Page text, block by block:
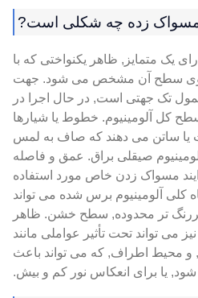
مسواک زده چه شکلی است?
یک متمایز, ظاهر یکنواختی که با
سطح آن مشخص می شود. جهت
تک جهتی است, در حال اجرا در
کل آلومینیوم. خطوط یا شیارها
یا ساتن می دهند که صاف به لمس
صیقلی براق. عمق و فاصله
مسواک زدن خاص مورد استفاده
کلی آلومینیوم برس شده می تواند
تر محدوده, سطح خشن. ظاهر
می تواند تحت تأثیر عواملی مانند
و محیط اطراف, که می تواند باعث
یا برای انعکاس نور کم و بیش.